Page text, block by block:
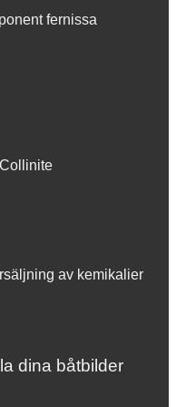
fernissa
av kemikalier
dina båtbilder